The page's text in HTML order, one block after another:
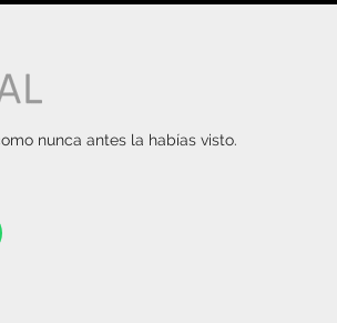
nunca antes la habías visto.